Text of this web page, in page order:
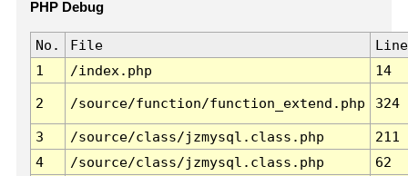
PHP Debug
No. File
Line
1
/index.php 14
2 /source/function/function_extend.php 324
3 /source/class/jzmysql.class.php
211
4
/source/class/jzmysql.class.php
62